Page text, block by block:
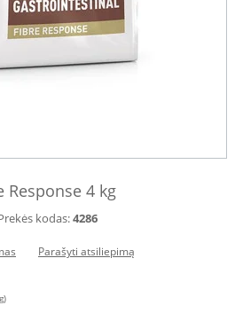
Response 4 kg
kodas:4286
Parašyti atsiliepimą